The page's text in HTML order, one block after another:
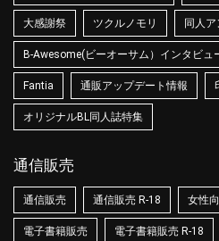
大感謝祭 ツクルノモリ 同人ア
B-Awesome(ビーオーサム）インタビュ
Fantia 通販アップデート情報
オリジナルBL同人誌特集
通信販売
通信販売 通信販売 R-18 女性
電子書籍販売 電子書籍販売 R-18